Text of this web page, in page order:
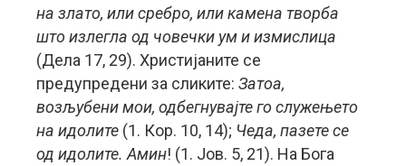
на злато, или сребро, или камена творба
што излегла од човечки ум и измислица
(Дела 17, 29). Христијаните се
предупредени за сликите: Затоа,
возљубени мои, одбегнувајте го служењето
на идолите (1. Кор. 10, 14); Чеда, пазете се
од идолите. Амин! (1. Јов. 5, 21). На Бога